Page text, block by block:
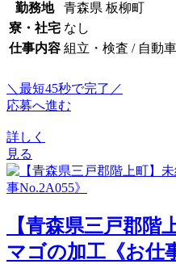
勤務地
青森県 板柳町
寮・社宅 なし
仕事内容 組立・検査 / 自動
＼最短45秒で完了／
応募へ進む
詳しく
見る
【青森県三戸郡階
マゴの加工《お仕